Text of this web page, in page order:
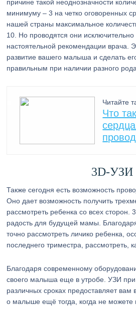
причине такой неоднозначности
минимуму – 3 на четко оговоренных
нашей страны максимальное
10. Но проводятся они
настоятельной рекомендации врача.
развитие вашего малыша и сделать
правильным при наличии разного рода
Читайте
Что
3D-УЗИ
Также сегодня есть возможность
Оно дает возможность получить
рассмотреть ребенка со всех сторон.
радость для будущей мамы.
точно рассмотреть личико ребенка,
последнего триместра, рассмотреть,
Благодаря современному
своего малыша еще в утробе. УЗИ
различных сроках предоставляет вам
о малыше ещё тогда, когда не можете